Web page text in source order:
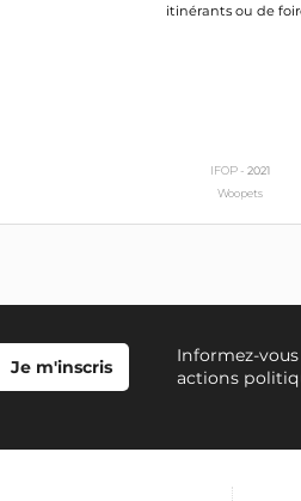
itinérants ou de
IFOP - 2021
Woopets
Informez-
actions